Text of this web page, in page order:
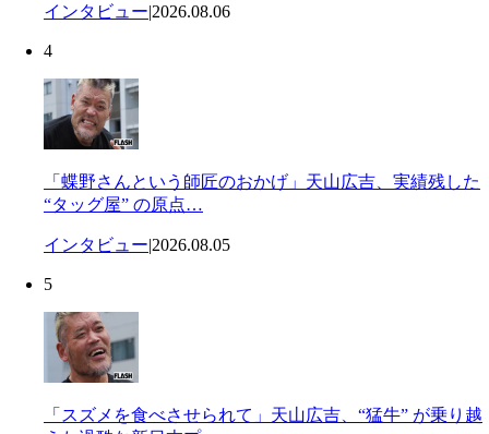
インタビュー|2026.08.06
4
「蝶野さんという師匠のおかげ」天山広吉、実績残した
“タッグ屋” の原点…
インタビュー|2026.08.05
5
「スズメを食べさせられて」天山広吉、“猛牛” が乗り越